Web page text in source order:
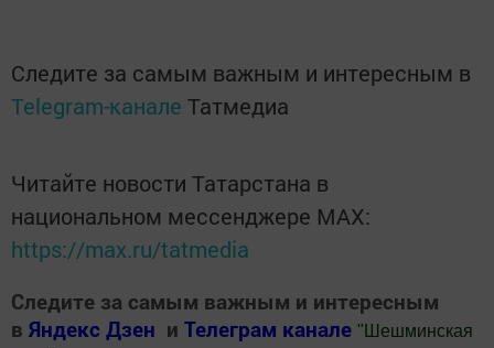
Следите за самым важным и интересным в
Telegram-канале Татмедиа
Читайте новости Татарстана в
национальном мессенджере MАХ:
https://max.ru/tatmedia
Следите за самым важным и интересным
в Яндекс Дзен и Телеграм канале " Шешминская